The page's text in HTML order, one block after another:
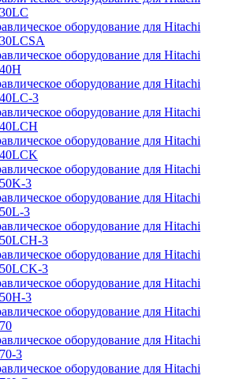
оборудование для Hitachi
оборудование для Hitachi
оборудование для Hitachi
3
оборудование для Hitachi
оборудование для Hitachi
оборудование для Hitachi
3
оборудование для Hitachi
3
оборудование для Hitachi
3
оборудование для Hitachi
3
оборудование для Hitachi
3
оборудование для Hitachi
оборудование для Hitachi
3
оборудование для Hitachi